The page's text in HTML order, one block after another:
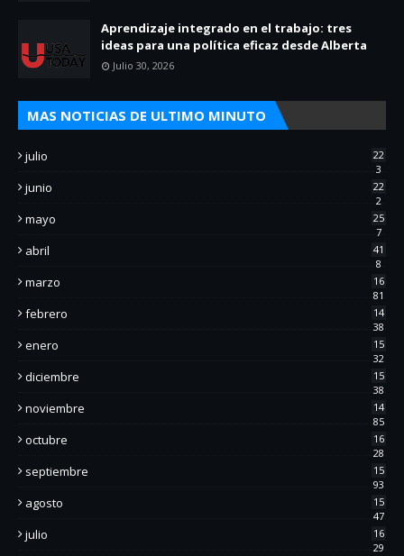
Aprendizaje integrado en el trabajo: tres
ideas para una política eficaz desde Alberta
Julio 30, 2026
MAS NOTICIAS DE ULTIMO MINUTO
julio
22
3
junio
22
2
mayo
25
7
abril
41
8
marzo
16
81
febrero
14
38
enero
15
32
diciembre
15
38
noviembre
14
85
octubre
16
28
septiembre
15
93
agosto
15
47
julio
16
29